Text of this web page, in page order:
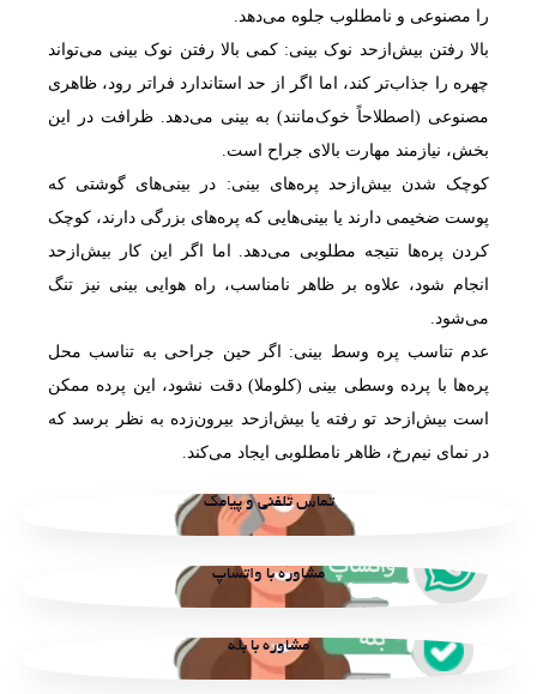
را مصنوعی و نامطلوب جلوه می‌دهد.
بالا رفتن بیش‌ازحد نوک بینی: کمی بالا رفتن نوک بینی می‌تواند
چهره را جذاب‌تر کند، اما اگر از حد استاندارد فراتر رود، ظاهری
مصنوعی (اصطلاحاً خوک‌مانند) به بینی می‌دهد. ظرافت در این
بخش، نیازمند مهارت بالای جراح است.
کوچک شدن بیش‌ازحد پره‌های بینی: در بینی‌های گوشتی که
پوست ضخیمی دارند یا بینی‌هایی که پره‌های بزرگی دارند، کوچک
کردن پره‌ها نتیجه مطلوبی می‌دهد. اما اگر این کار بیش‌ازحد
انجام شود، علاوه بر ظاهر نامناسب، راه هوایی بینی نیز تنگ
می‌شود.
عدم تناسب پره وسط بینی: اگر حین جراحی به تناسب محل
پره‌ها با پرده وسطی بینی (کلوملا) دقت نشود، این پرده ممکن
است بیش‌ازحد تو رفته یا بیش‌ازحد بیرون‌زده به نظر برسد که
در نمای نیم‌رخ، ظاهر نامطلوبی ایجاد می‌کند.
تماس تلفنی و پیامک
مشاوره با واتساپ
مشاوره با بله